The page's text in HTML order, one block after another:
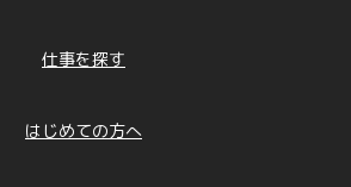
仕事を探す
はじめての方へ